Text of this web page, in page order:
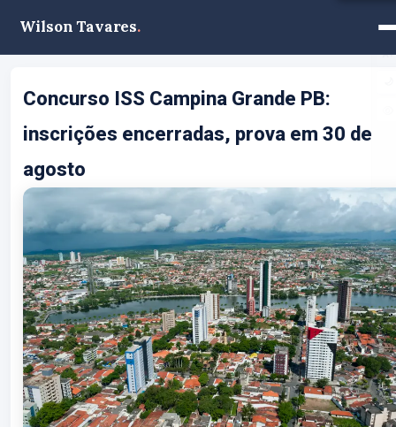
Wilson Tavares.
Concurso ISS Campina Grande PB:
inscrições encerradas, prova em 30 de
agosto
A−
A+